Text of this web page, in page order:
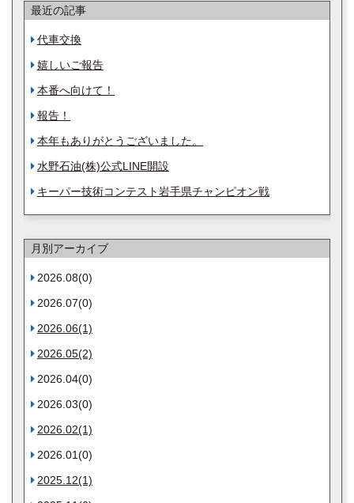
最近の記事
代車交換
嬉しいご報告
本番へ向けて！
報告！
本年もありがとうございました。
水野石油(株)公式LINE開設
キーパー技術コンテスト岩手県チャンピオン戦
月別アーカイブ
2026.08(0)
2026.07(0)
2026.06(1)
2026.05(2)
2026.04(0)
2026.03(0)
2026.02(1)
2026.01(0)
2025.12(1)